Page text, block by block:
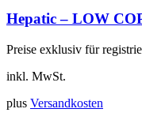
Hepatic – LOW
Preise exklusiv für
inkl. MwSt.
plus Versandkosten